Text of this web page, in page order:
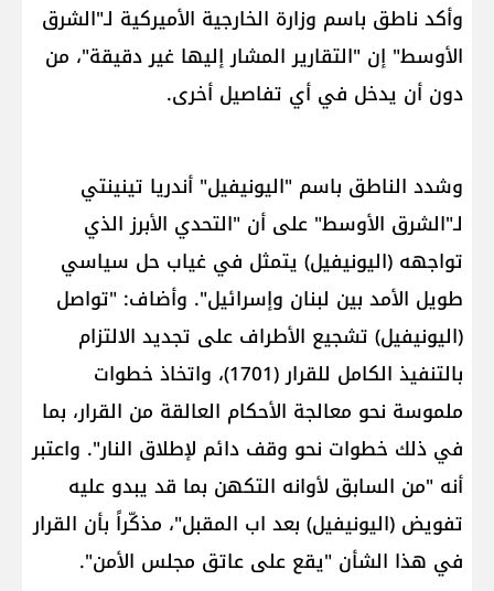
وأكد ناطق باسم وزارة الخارجية الأميركية لـ"الشرق
الأوسط" إن "التقارير المشار إليها غير دقيقة"، من
دون أن يدخل في أي تفاصيل أخرى.
وشدد الناطق باسم "اليونيفيل" أندريا تينينتي
لـ"الشرق الأوسط" على أن "التحدي الأبرز الذي
تواجهه (اليونيفيل) يتمثل في غياب حل سياسي
طويل الأمد بين لبنان وإسرائيل". وأضاف: "تواصل
(اليونيفيل) تشجيع الأطراف على تجديد الالتزام
بالتنفيذ الكامل للقرار (1701)، واتخاذ خطوات
ملموسة نحو معالجة الأحكام العالقة من القرار، بما
في ذلك خطوات نحو وقف دائم لإطلاق النار". واعتبر
أنه "من السابق لأوانه التكهن بما قد يبدو عليه
تفويض (اليونيفيل) بعد اب المقبل"، مذكّراً بأن القرار
في هذا الشأن "يقع على عاتق مجلس الأمن".